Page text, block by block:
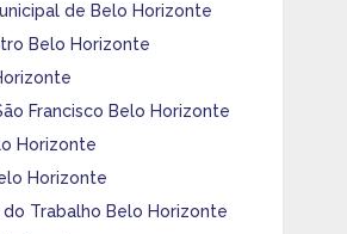
de Belo Horizonte
Belo Horizonte
Francisco Belo Horizonte
Horizonte
Horizonte
do Trabalho Belo Horizonte